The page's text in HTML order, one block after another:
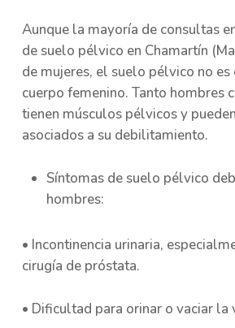
Aunque la mayoría de consultas
de suelo pélvico en Chamartín
de mujeres, el suelo pélvico no
cuerpo femenino. Tanto hombres
tienen músculos pélvicos y
asociados a su debilitamiento.
Síntomas de suelo pélvico
hombres:
• Incontinencia urinaria,
cirugía de próstata.
• Dificultad para orinar o vaciar la